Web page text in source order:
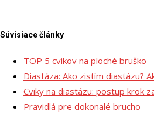
Súvisiace články
TOP 5 cvikov na ploché bruško
Diastáza: Ako zistím diastázu?
Cviky na diastázu: postup krok
Pravidlá pre dokonalé brucho